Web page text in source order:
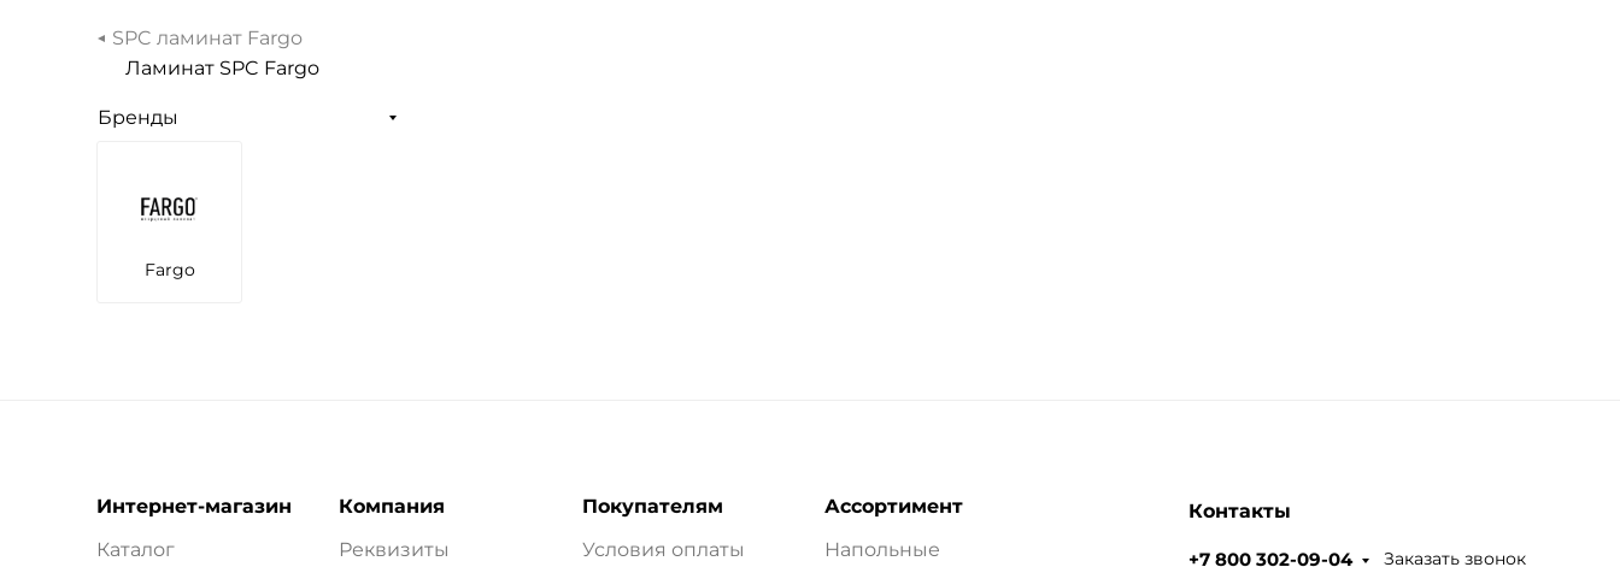
SPC ламинат Fargo
Ламинат SPC Fargo
Бренды
Fargo
Интернет-магазин
Каталог
Компания
Реквизиты
Покупателям
Условия оплаты
Ассортимент
Напольные
Контакты
+7 800 302-09-04 Заказать звонок